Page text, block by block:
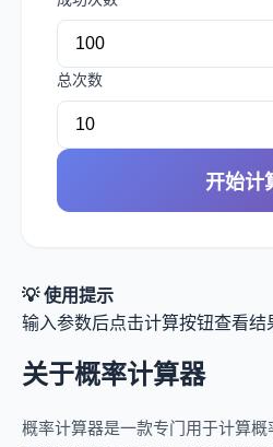
总次数
开始计
💡 使用提示
输入参数后点击计算按钮查看结
关于概率计算器
概率计算器是一款专门用于计算